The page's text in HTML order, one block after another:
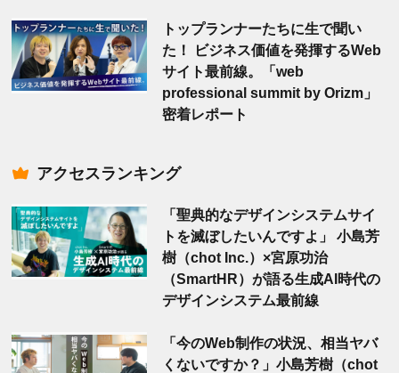
トップランナーたちに生で聞い
た！ ビジネス価値を発揮するWeb
サイト最前線。「web
professional summit by Orizm」
密着レポート
アクセスランキング
「聖典的なデザインシステムサイ
トを滅ぼしたいんですよ」 小島芳
樹（chot Inc.）×宮原功治
（SmartHR）が語る生成AI時代の
デザインシステム最前線
「今のWeb制作の状況、相当ヤバ
くないですか？」小島芳樹（chot